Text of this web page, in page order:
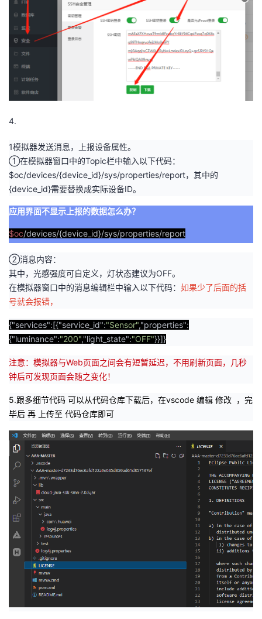
4.
1模拟器发送消息，上报设备属性。
①在模拟器窗口中的Topic栏中输入以下代码：
$oc/devices/{device_id}/sys/properties/report，其中的
{device_id}需要替换成实际设备ID。
应用界面不显示上报的数据怎么办？
$oc/devices/{device_id}/sys/properties/report
②消息内容：
其中，光感强度可自定义，灯状态建议为OFF。
在模拟器窗口中的消息编辑栏中输入以下代码： 如果少了后面的括
号就会报错，
{"services":[{"service_id":"Sensor","properties":
{"luminance":"200","light_state":"OFF"}}]}
注意：模拟器与Web页面之间会有短暂延迟，不用刷新页面，几秒
钟后可发现页面会随之变化！
5.跟多细节代码 可以从代码仓库下载后，在vscode 编辑 修改 ，完
毕后 再 上传至 代码仓库即可